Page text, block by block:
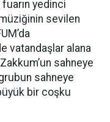
fuarın yedinci
sevilen
vatandaşlar alana
sahneye
sahneye
bir coşku